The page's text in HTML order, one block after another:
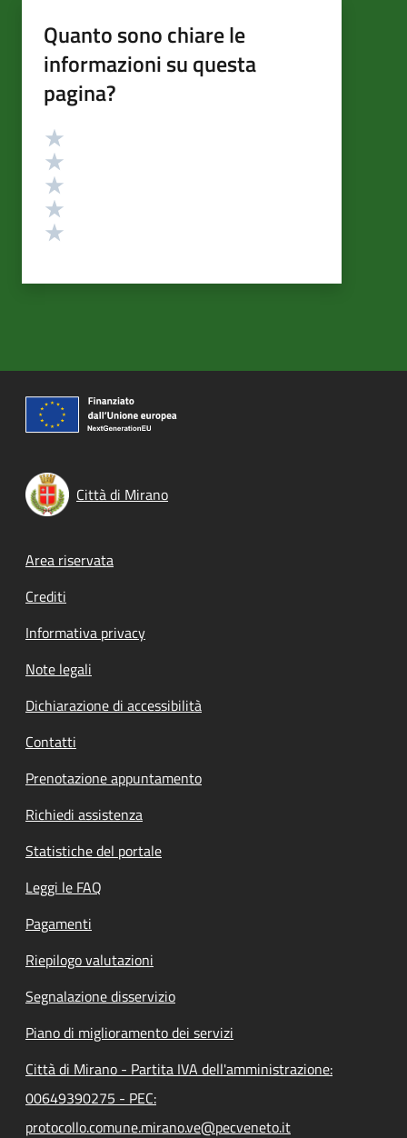
Quanto sono chiare le
informazioni su questa
pagina?
Valutazione
Città di Mirano
Footer menu
Area riservata
Crediti
Informativa privacy
Note legali
Dichiarazione di accessibilità
Contatti
Prenotazione appuntamento
Richiedi assistenza
Statistiche del portale
Leggi le FAQ
Pagamenti
Riepilogo valutazioni
Segnalazione disservizio
Piano di miglioramento dei servizi
Città di Mirano - Partita IVA dell'amministrazione:
00649390275 - PEC:
protocollo.comune.mirano.ve@pecveneto.it